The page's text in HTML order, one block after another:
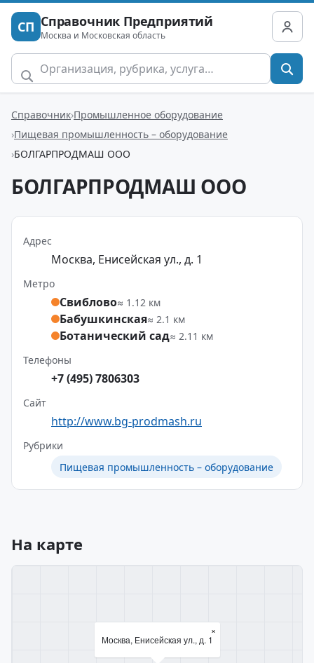
СП Справочник Предприятий
Москва и Московская область
Справочник Промышленное оборудование
Пищевая промышленность – оборудование
БОЛГАРПРОДМАШ ООО
БОЛГАРПРОДМАШ ООО
Адрес
Москва, Енисейская ул., д. 1
Метро
Свиблово≈ 1.12 км
Бабушкинская≈ 2.1 км
Ботанический сад≈ 2.11 км
Телефоны
+7 (495) 7806303
Сайт
http://www.bg-prodmash.ru
Рубрики
Пищевая промышленность – оборудование
На карте
Москва, Енисейская ул., д. 1
×